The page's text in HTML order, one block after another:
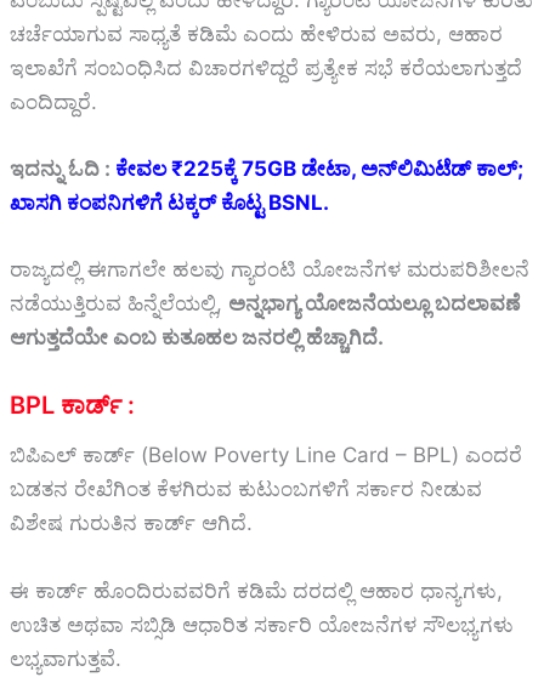
ಚರ್ಚೆಯಾಗುವ ಸಾಧ್ಯತೆ ಕಡಿಮೆ ಎಂದು ಹೇಳಿರುವ ಅವರು, ಆಹಾರ
ಇಲಾಖೆಗೆ ಸಂಬಂಧಿಸಿದ ವಿಚಾರಗಳಿದ್ದರೆ ಪ್ರತ್ಯೇಕ ಸಭೆ ಕರೆಯಲಾಗುತ್ತದೆ
ಎಂದಿದ್ದಾರೆ.
ಇದನ್ನು ಓದಿ : ಕೇವಲ ₹225ಕ್ಕೆ 75GB ಡೇಟಾ, ಅನ್‌ಲಿಮಿಟೆಡ್ ಕಾಲ್;
ಖಾಸಗಿ ಕಂಪನಿಗಳಿಗೆ ಟಕ್ಕರ್ ಕೊಟ್ಟ BSNL.
ರಾಜ್ಯದಲ್ಲಿ ಈಗಾಗಲೇ ಹಲವು ಗ್ಯಾರಂಟಿ ಯೋಜನೆಗಳ ಮರುಪರಿಶೀಲನೆ
ನಡೆಯುತ್ತಿರುವ ಹಿನ್ನೆಲೆಯಲ್ಲಿ, ಅನ್ನಭಾಗ್ಯ ಯೋಜನೆಯಲ್ಲೂ ಬದಲಾವಣೆ
ಆಗುತ್ತದೆಯೇ ಎಂಬ ಕುತೂಹಲ ಜನರಲ್ಲಿ ಹೆಚ್ಚಾಗಿದೆ.
BPL ಕಾರ್ಡ್ :
ಬಿಪಿಎಲ್ ಕಾರ್ಡ್ (Below Poverty Line Card – BPL) ಎಂದರೆ
ಬಡತನ ರೇಖೆಗಿಂತ ಕೆಳಗಿರುವ ಕುಟುಂಬಗಳಿಗೆ ಸರ್ಕಾರ ನೀಡುವ
ವಿಶೇಷ ಗುರುತಿನ ಕಾರ್ಡ್ ಆಗಿದೆ.
ಈ ಕಾರ್ಡ್ ಹೊಂದಿರುವವರಿಗೆ ಕಡಿಮೆ ದರದಲ್ಲಿ ಆಹಾರ ಧಾನ್ಯಗಳು,
ಉಚಿತ ಅಥವಾ ಸಬ್ಸಿಡಿ ಆಧಾರಿತ ಸರ್ಕಾರಿ ಯೋಜನೆಗಳ ಸೌಲಭ್ಯಗಳು
ಲಭ್ಯವಾಗುತ್ತವೆ.